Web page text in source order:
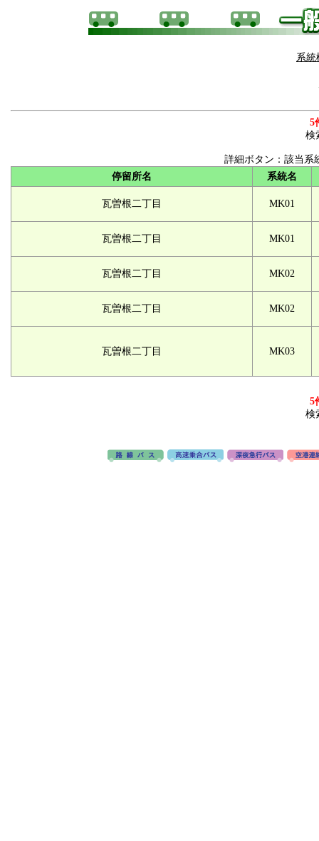
系統
5
検
詳細ボタン：該当系
停留所名
系統名
瓦曽根二丁目 MK01
瓦曽根二丁目 MK01
瓦曽根二丁目 MK02
瓦曽根二丁目 MK02
瓦曽根二丁目 MK03
5
検